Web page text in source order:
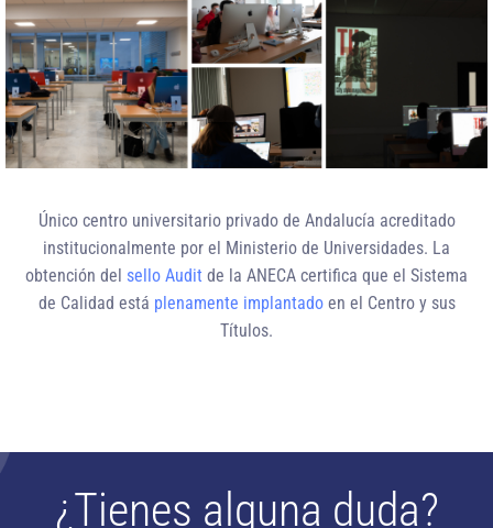
Único centro universitario privado de Andalucía acreditado
institucionalmente por el Ministerio de Universidades. La
obtención del sello Audit de la ANECA certifica que el Sistema
de Calidad está plenamente implantadoen el Centro y sus
Títulos.
¿Tienes alguna duda?